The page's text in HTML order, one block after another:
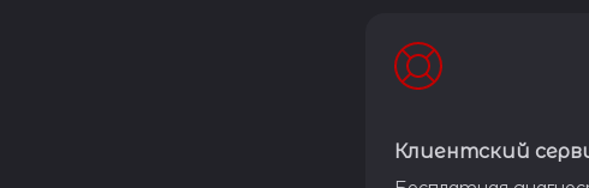
Клиентский